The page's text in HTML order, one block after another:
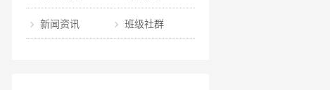
新闻资讯 班级社群